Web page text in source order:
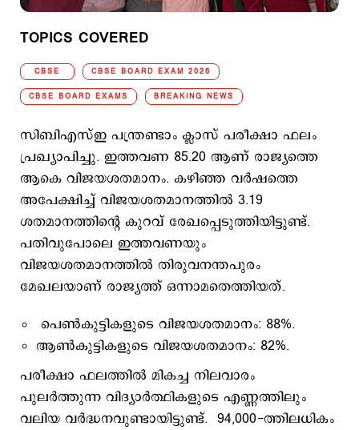
TOPICS COVERED
CBSE CBSE BOARD EXAM 2026
CBSE BOARD EXAMS BREAKING NEWS
സിബിഎസ്ഇ പന്ത്രണ്ടാം ക്ലാസ് പരീക്ഷാ ഫലം
പ്രഖ്യാപിച്ചു. ഇത്തവണ 85.20 ആണ് രാജ്യത്തെ
ആകെ വിജയശതമാനം. കഴിഞ്ഞ വർഷത്തെ
അപേക്ഷിച്ച് വിജയശതമാനത്തിൽ 3.19
ശതമാനത്തിന്റെ കുറവ് രേഖപ്പെടുത്തിയിട്ടുണ്ട്.
പതിവുപോലെ ഇത്തവണയും
വിജയശതമാനത്തിൽ തിരുവനന്തപുരം
മേഖലയാണ് രാജ്യത്ത് ഒന്നാമതെത്തിയത്.
പെൺകുട്ടികളുടെ വിജയശതമാനം: 88%.
ആൺകുട്ടികളുടെ വിജയശതമാനം: 82%.
പരീക്ഷാ ഫലത്തിൽ മികച്ച നിലവാരം
പുലർത്തുന്ന വിദ്യാർത്ഥികളുടെ എണ്ണത്തിലും
വലിയ വർദ്ധനവുണ്ടായിട്ടുണ്ട്. 94,000-ത്തിലധികം